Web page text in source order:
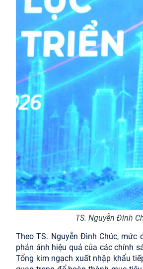
TS. Nguyễn Đình
Theo TS. Nguyễn Đình Chúc, mức
phản ánh hiệu quả của các chính
Tổng kim ngạch xuất nhập khẩu